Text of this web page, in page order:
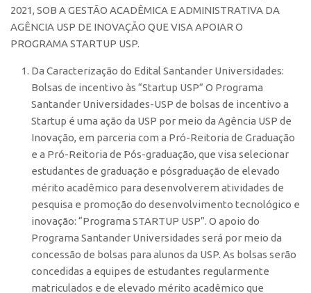
Editais
Pesquisa na USP
CEPIDs
CEPIX
INCTs
PRPI/USP
InovaUSP
Comunicação
Agenda AUSPIN
2021, SOB A GESTÃO ACADÊMICA E ADMINISTRATIVA DA
AGÊNCIA USP DE INOVAÇÃO QUE VISA APOIAR O
PROGRAMA STARTUP USP.
Da Caracterização do Edital Santander Universidades:
Bolsas de incentivo às “Startup USP” O Programa
Santander Universidades-USP de bolsas de incentivo a
Startup é uma ação da USP por meio da Agência USP de
Inovação, em parceria com a Pró-Reitoria de Graduação
e a Pró-Reitoria de Pós-graduação, que visa selecionar
estudantes de graduação e pósgraduação de elevado
mérito acadêmico para desenvolverem atividades de
pesquisa e promoção do desenvolvimento tecnológico e
inovação: “Programa STARTUP USP”. O apoio do
Programa Santander Universidades será por meio da
concessão de bolsas para alunos da USP. As bolsas serão
concedidas a equipes de estudantes regularmente
matriculados e de elevado mérito acadêmico que